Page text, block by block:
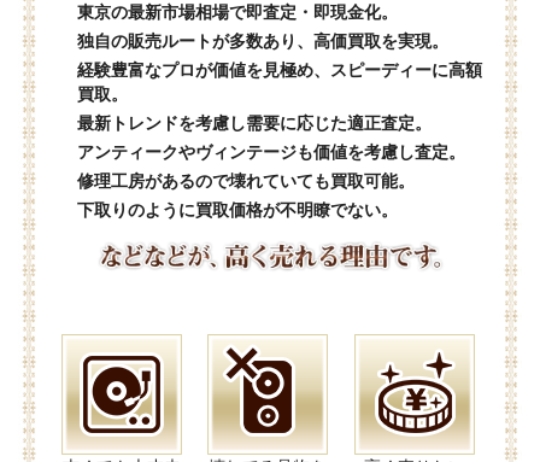
東京の最新市場相場で即査定・即現金化。
独自の販売ルートが多数あり、高価買取を実現。
経験豊富なプロが価値を見極め、スピーディーに高額
買取。
最新トレンドを考慮し需要に応じた適正査定。
アンティークやヴィンテージも価値を考慮し査定。
修理工房があるので壊れていても買取可能。
下取りのように買取価格が不明瞭でない。